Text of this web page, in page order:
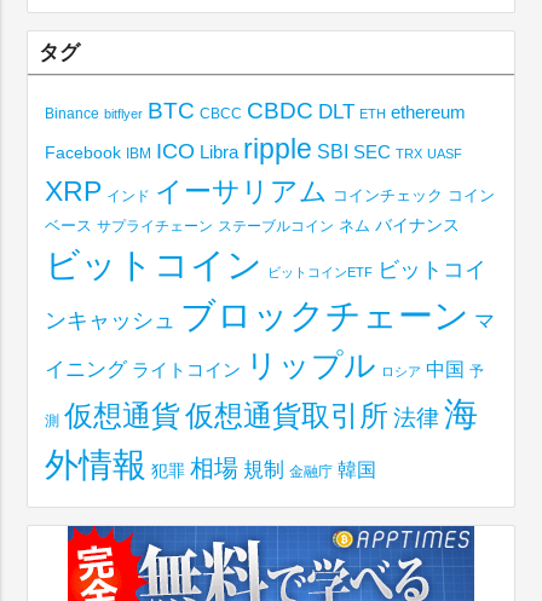
タグ
Binance bitflyer BTC CBCC CBDC DLT ETH ethereum
Facebook IBM ICO Libra ripple SBI SEC TRX UASF
XRP インド イーサリアム コインチェック コイン
ベース サプライチェーン ステーブルコイン ネム バイナンス
ビットコイン ビットコインETF ビットコイ
ンキャッシュ ブロックチェーン マ
イニング ライトコイン リップル ロシア 中国 予
測 仮想通貨仮想通貨取引所 法律 海
外情報 犯罪 相場 規制 金融庁 韓国